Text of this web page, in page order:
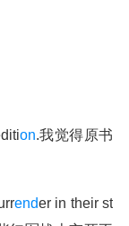
on.我觉得原书
ender in their st